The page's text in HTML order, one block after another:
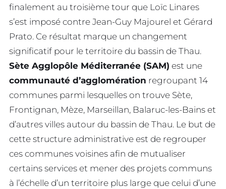
finalement au troisième tour que Loïc Linares
s’est imposé contre Jean-Guy Majourel et Gérard
Prato. Ce résultat marque un changement
significatif pour le territoire du bassin de Thau.
Sète Agglopôle Méditerranée (SAM) est une
communauté d’agglomération regroupant 14
communes parmi lesquelles on trouve Sète,
Frontignan, Mèze, Marseillan, Balaruc-les-Bains et
d’autres villes autour du bassin de Thau. Le but de
cette structure administrative est de regrouper
ces communes voisines afin de mutualiser
certains services et mener des projets communs
à l’échelle d’un territoire plus large que celui d’une